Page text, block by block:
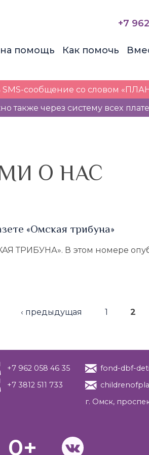
+7
помощь Как помочь
сообщение со словом
также через систему всех
О НАС
«Омская трибуна»
ТРИБУНА». В этом номере
‹ предыдущая 1 2
+7 962 058 46 35
+7 3812 511 733
fond-dbf-
г. Омск,
0+